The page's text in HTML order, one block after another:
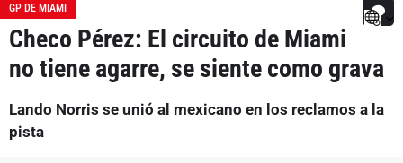
GP DE MIAMI
Checo Pérez: El circuito de Miami
no tiene agarre, se siente como grava
Lando Norris se unió al mexicano en los reclamos a la
pista